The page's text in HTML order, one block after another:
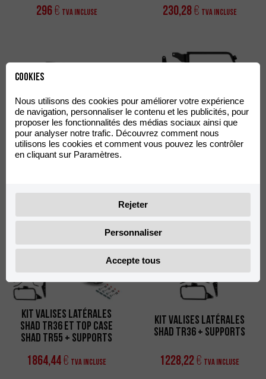
296€ TVA incluse 230,28€ TVA incluse
Grand Grill avec Vis Shad
TR55
Support Valises
Kit Valises Latérales
Shad TR36 et Top Case
Shad TR55 + Supports
1864,44€ TVA incluse
Kit Valises Latérales
Shad TR36 + Supports
1228,22€ TVA incluse
Cookies
Nous utilisons des cookies pour améliorer votre expérience
de navigation, personnaliser le contenu et les publicités, pour
proposer les fonctionnalités des médias sociaux ainsi que
pour analyser notre trafic. Découvrez comment nous
utilisons les cookies et comment vous pouvez les contrôler
en cliquant sur Paramètres.
Rejeter
Personnaliser
Accepte tous